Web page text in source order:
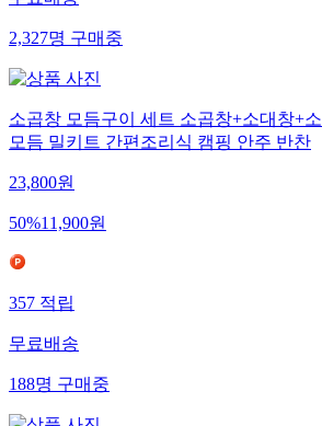
2,327명구매중
소곱창 모듬구이 세트 소곱창+소대창+
모듬 밀키트 간편조리식 캠핑 안주 반찬
23,800원
50%11,900원
357적립
무료배송
188명구매중